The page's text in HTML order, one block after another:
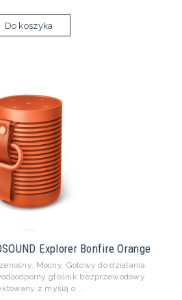
Do koszyka
Explorer Bonfire Orange
Mocny. Gotowy do działania.
głośnik bezprzewodowy
z myślą o ...